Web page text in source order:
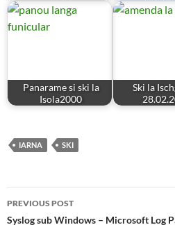
Panarame si ski la
Isola2000
Ski la
IARNA SKI
Post
PREVIOUS POST
Syslog sub Windows – Microsoft Log